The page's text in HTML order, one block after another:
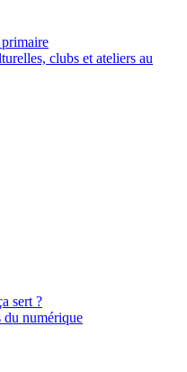
clubs et ateliers au
sert ?
du numérique